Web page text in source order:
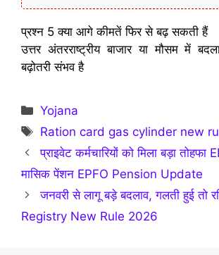
प्रश्न 5 क्या आगे कीमतें फिर से बढ़ सकती हैं
उत्तर अंतरराष्ट्रीय बाजार या मौसम में
बढ़ोतरी संभव है
Categories
Yojana
Tags
Ration card gas cylinder new
प्राइवेट कर्मचारियों को मिला बड़ा तोहफा
मासिक पेंशन EPFO Pension Update
जनवरी से लागू बड़े बदलाव, गलती हुई तो
Registry New Rule 2026